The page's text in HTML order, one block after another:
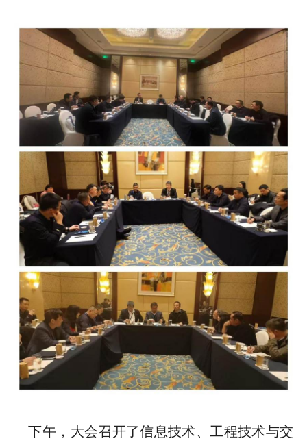
下午，大会召开了信息技术、工程技术与交